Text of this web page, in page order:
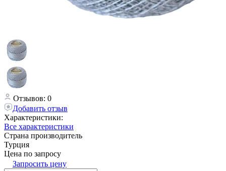
Отзывов: 0
Добавить отзыв
Характеристики:
Все характеристики
Страна производитель
Турция
Цена по запросу
Запросить цену